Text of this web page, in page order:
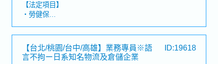
運管理業務執行・管理團隊人員及工作，教育人員・業主
窗口,客戶之應對,跨部門溝通・支援公司其他案場・協助案
場駐點主管・新建規劃案專案協助・執行主管交辦事項
【補充資訊】・工作地點會調動( 目前以台北市為主)・入
職滿一年至日本總部研修一週
【法定項目】
・勞健保
・各種休假(特別休假、婚假、喪假、生理假、產檢假、陪
產假、產假、育嬰假)
・退休金
【台北/桃園/台中/高雄】業務專員※語
言不拘ー日系知名物流及倉儲企業
ID:19618